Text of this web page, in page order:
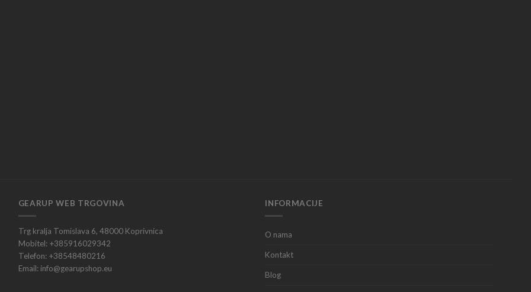
GEARUP WEB TRGOVINA
Trg kralja Tomislava 6, 48000 Koprivnica
Mobitel: +385916029342
Telefon: +38548480216
Email: info@gearupshop.eu
INFORMACIJE
O nama
Kontakt
Blog